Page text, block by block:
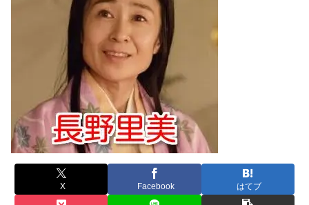
X Facebook はてブ